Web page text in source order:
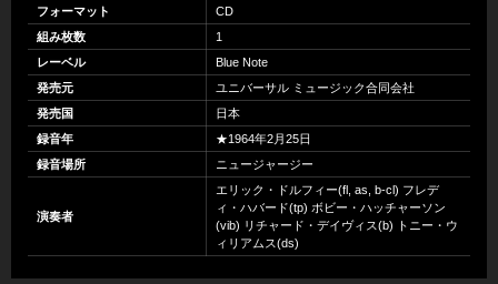
フォーマット
CD
組み枚数
1
レーベル
Blue Note
発売元
ユニバーサル ミュージック合同会社
発売国
日本
録音年
★1964年2月25日
録音場所
ニュージャージー
演奏者
エリック・ドルフィー(fl, as, b-cl) フレデ
ィ・ハバード(tp) ボビー・ハッチャーソン
(vib) リチャード・デイヴィス(b) トニー・ウ
ィリアムス(ds)